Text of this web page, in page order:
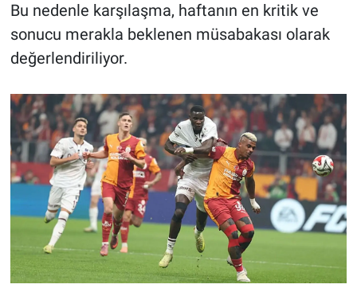
Bu nedenle karşılaşma, haftanın en kritik ve
sonucu merakla beklenen müsabakası olarak
değerlendiriliyor.